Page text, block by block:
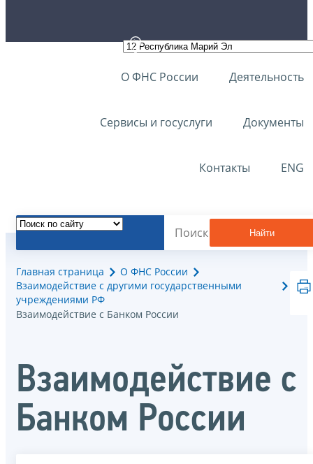
О ФНС России Деятельность
Сервисы и госуслуги Документы
Контакты ENG
Найти
Главная страница
О ФНС России
Взаимодействие с другими государственными
учреждениями РФ
Взаимодействие с Банком России
Взаимодействие с
Банком России